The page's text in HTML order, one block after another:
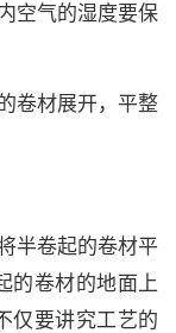
空气的湿度要保
卷材展开，平整
半卷起的卷材平
的卷材的地面上
仅要讲究工艺的